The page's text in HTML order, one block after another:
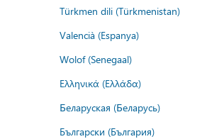
Türkmen dili (Türkmenistan)
Valencià (Espanya)
Wolof (Senegaal)
Ελληνικά (Ελλάδα)
Беларуская (Беларусь)
Български (България)